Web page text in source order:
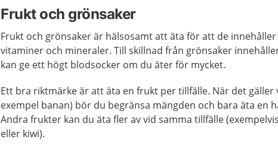
Frukt och grönsaker
Frukt och grönsaker är hälsosamt att äta för att de
vitaminer och mineraler. Till skillnad från grönsaker
kan ge ett högt blodsocker om du äter för mycket.
Ett bra riktmärke är att äta en frukt per tillfälle. När det gäller
exempel banan) bör du begränsa mängden och bara äta en
Andra frukter kan du äta fler av vid samma tillfälle
eller kiwi).